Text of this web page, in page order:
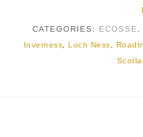
CATEGORIES: ECOSSE
Inverness ,Loch Ness